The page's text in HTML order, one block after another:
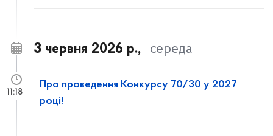
3 червня 2026 р., середа
Про проведення Конкурсу 70/30 у 2027
році!
11:18